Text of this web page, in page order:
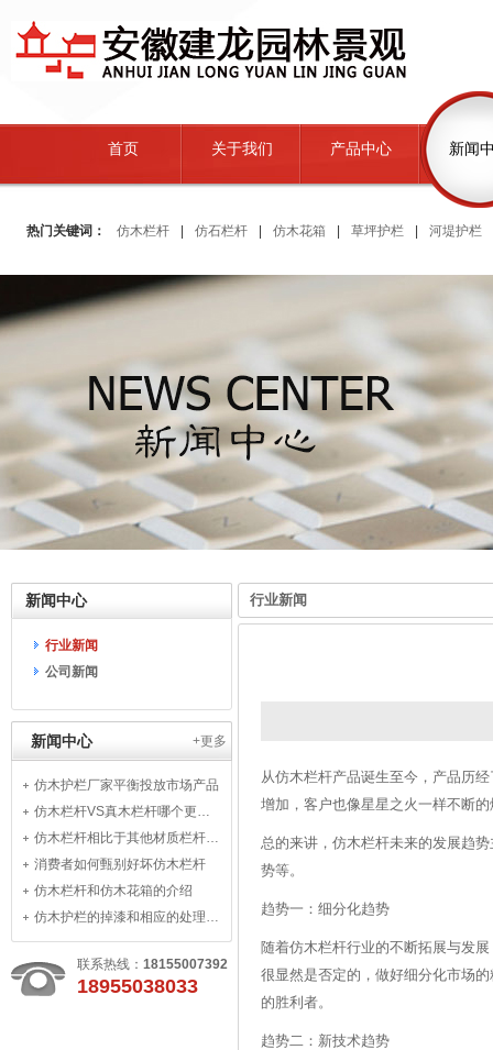
首页 关于我们 产品中心 新闻
热门关键词： 仿木栏杆 仿石栏杆 仿木花箱 草坪护栏 河堤护栏
新闻中心
行业新闻
公司新闻
+更多
新闻中心
仿木护栏厂家平衡投放市场产品
仿木栏杆VS真木栏杆哪个更适用
仿木栏杆相比于其他材质栏杆有何优势
消费者如何甄别好坏仿木栏杆
仿木栏杆和仿木花箱的介绍
仿木护栏的掉漆和相应的处理办法
联系热线： 18155007392
18955038033
行业新闻
从仿木栏杆产品诞生至今，产品历
增加，客户也像星星之火一样不断
总的来讲，仿木栏杆未来的发展趋
势等。
趋势一：细分化趋势
随着仿木栏杆行业的不断拓展与发
很显然是否定的，做好细分化市场
的胜利者。
趋势二：新技术趋势